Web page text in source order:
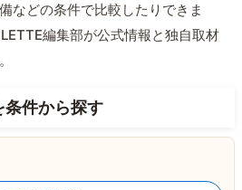
などの条件で比較したりできま
編集部が公式情報と独自取材
条件から探す